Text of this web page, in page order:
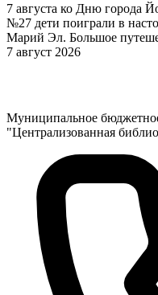
7 августа ко Дню города
№27 дети поиграли в
Марий Эл. Большое
7 август 2026
Муниципальное
"Централизованная